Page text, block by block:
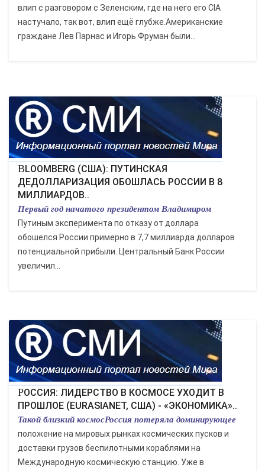
влип с разговором с Зеленским, где на него его СIA
настучало, так вот, влип ещё глубже.Американские
граждане Лев Парнас и Игорь Фруман были...
BLOOMBERG (США): ПУТИНСКАЯ
ДЕДОЛЛАРИЗАЦИЯ ОБОШЛАСЬ РОССИИ В 8
МИЛЛИАРДОВ..
Первый год начатого президентом Владимиром
Путиным эксперимента по отказу от доллара
обошелся России примерно в 7,7 миллиарда долларов
потенциальной прибыли. Центральный Банк России
увеличил...
РОССИЯ: ЛИДЕРСТВО В КОСМОСЕ УХОДИТ В
ПРОШЛОЕ (EURASIANET, США) - «ЭКОНОМИКА»..
Такой близкий космосРоссия потеряла доминирующее
положение на мировых рынках космических пусков и
доставки грузов беспилотными кораблями на
Международную космическую станцию. Уже в